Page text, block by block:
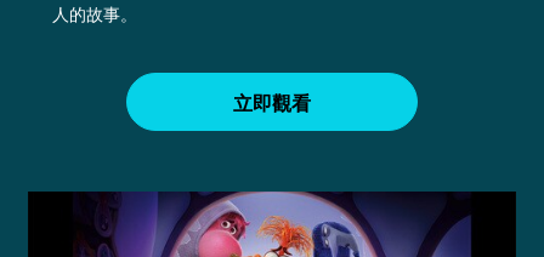
人的故事。
立即觀看